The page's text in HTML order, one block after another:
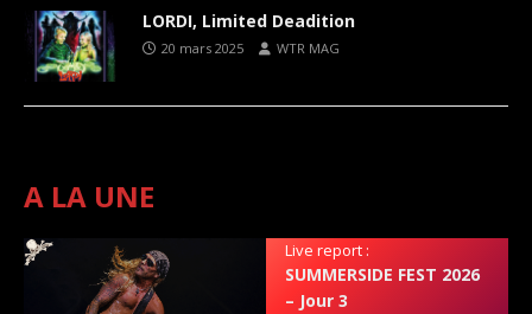
LORDI, Limited Deadition
20 mars 2025 WTR MAG
A LA UNE
Live report :
SUMMERSIDE FEST 2026
– Jour 3